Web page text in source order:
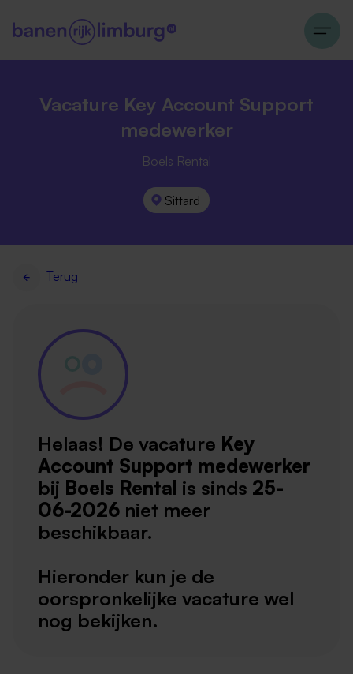
Vacature Key Account Support
medewerker
Boels Rental
Sittard
Terug
Helaas! De vacature Key
Account Support medewerker
bij Boels Rental is sinds 25-
06-2026 niet meer
beschikbaar.
Hieronder kun je de
oorspronkelijke vacature wel
nog bekijken.